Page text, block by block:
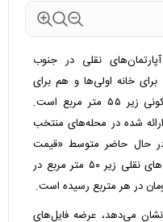
نقلی در جنوب
خانه اولی‌ها و هم برای
سرمایه‌گذاران به سمت واحدهای مسکونی زیر ۵۵ متر مربع است.
شده در محله‌های منتخب
است، در حال حاضر متوسط «قیمت
پیشنهادی» واحدهای مسکونی آپارتمان‌های نقلی زیر ۵۰ متر مربع در
نشان می‌دهد، عرضه فایل‌های